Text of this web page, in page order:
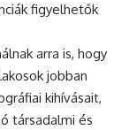
figyelhetők
arra is, hogy
jobban
kihívásait,
társadalmi és